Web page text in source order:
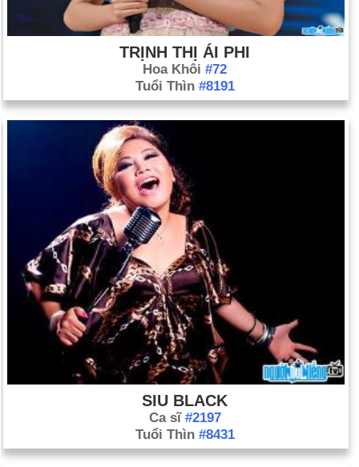
TRỊNH THỊ ÁI PHI
Hoa Khôi #72
Tuổi Thìn #8191
SIU BLACK
Ca sĩ #2197
Tuổi Thìn #8431